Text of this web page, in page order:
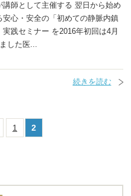
講師として主催する 翌日から始め
安心・安全の「初めての静脈内鎮
実践セミナー を2016年初回は4月
した医...
続きを読む
1 2